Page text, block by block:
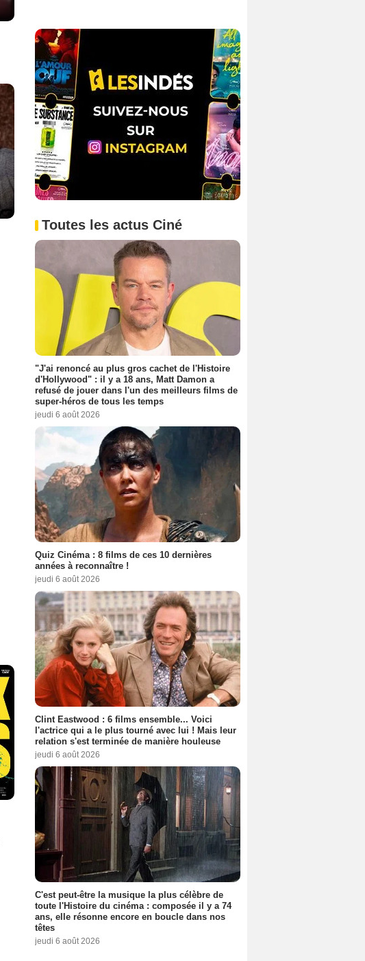
Toutes les actus Ciné
"J'ai renoncé au plus gros cachet de l'Histoire
d'Hollywood" : il y a 18 ans, Matt Damon a
refusé de jouer dans l'un des meilleurs films de
super-héros de tous les temps
jeudi 6 août 2026
Quiz Cinéma : 8 films de ces 10 dernières
années à reconnaître !
jeudi 6 août 2026
Clint Eastwood : 6 films ensemble... Voici
l'actrice qui a le plus tourné avec lui ! Mais leur
relation s'est terminée de manière houleuse
jeudi 6 août 2026
C'est peut-être la musique la plus célèbre de
toute l'Histoire du cinéma : composée il y a 74
ans, elle résonne encore en boucle dans nos
têtes
jeudi 6 août 2026